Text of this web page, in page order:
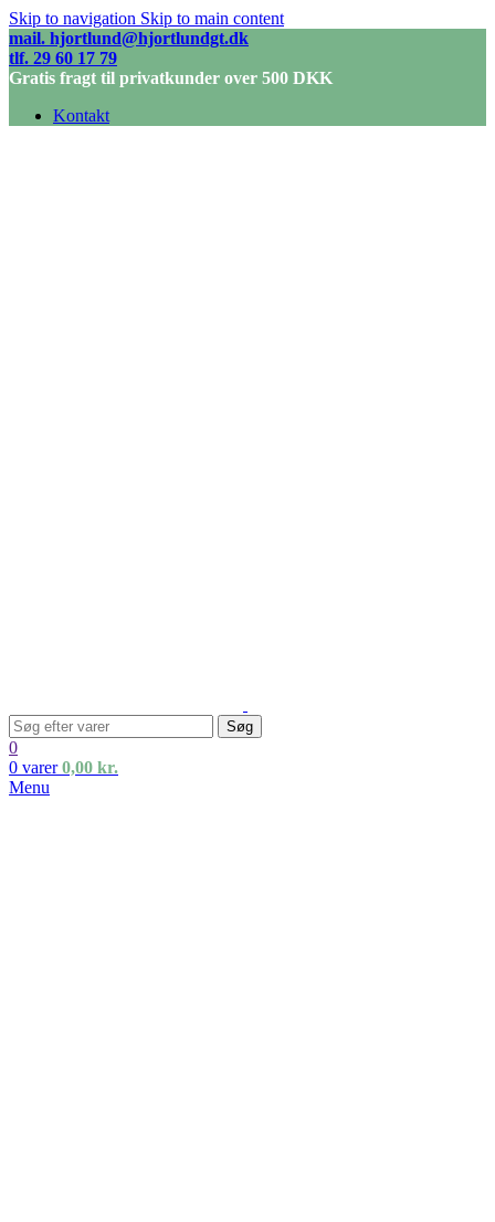
Skip to navigation Skip to main content
mail. hjortlund@hjortlundgt.dk
tlf. 29 60 17 79
Gratis fragt til privatkunder over 500 DKK
Kontakt
Søg
0
0 varer 0,00 kr.
Menu